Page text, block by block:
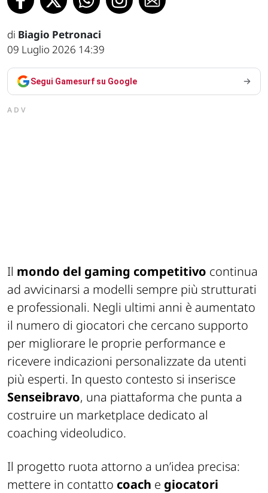
di Biagio Petronaci
09 Luglio 2026 14:39
Segui Gamesurf su Google
ADV
Il mondo del gaming competitivo continua
ad avvicinarsi a modelli sempre più strutturati
e professionali. Negli ultimi anni è aumentato
il numero di giocatori che cercano supporto
per migliorare le proprie performance e
ricevere indicazioni personalizzate da utenti
più esperti. In questo contesto si inserisce
Senseibravo, una piattaforma che punta a
costruire un marketplace dedicato al
coaching videoludico.
Il progetto ruota attorno a un’idea precisa:
mettere in contatto coach e giocatori